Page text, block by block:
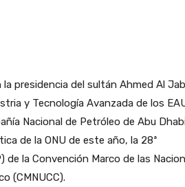
presidencia del sultán Ahmed Al
y Tecnología Avanzada de los
Nacional de Petróleo de Abu
de la ONU de este año, la 28ª
de la Convención Marco de las
(CMNUCC).